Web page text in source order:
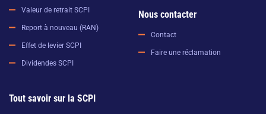
Valeur de retrait SCPI
Report à nouveau (RAN)
Effet de levier SCPI
Dividendes SCPI
Tout savoir sur la SCPI
Nous contacter
Contact
Faire une réclamation